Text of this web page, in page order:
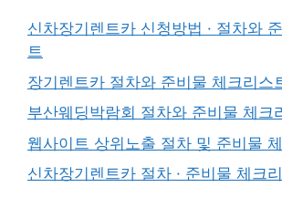
신차장기렌트카 신청방법 · 절차와
트
장기렌트카 절차와 준비물 체크리스
부산웨딩박람회 절차와 준비물 체크
웹사이트 상위노출 절차 및 준비물
신차장기렌트카 절차 · 준비물 체크